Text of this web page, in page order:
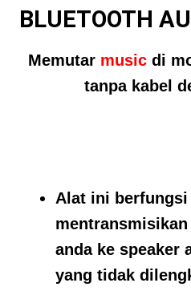
BLUETOOTH
Memutar musicdi
tanpa kabel
Alat ini
anda ke speaker
yang tidak